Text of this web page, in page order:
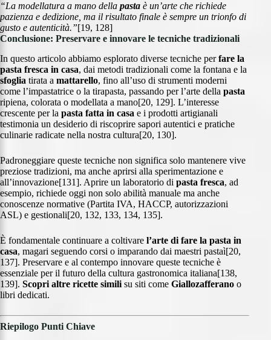
“La modellatura a mano della pasta è un’arte che richiede
pazienza e dedizione, ma il risultato finale è sempre un trionfo di
gusto e autenticità.”[19, 128]
Conclusione: Preservare e innovare le tecniche tradizionali
In questo articolo abbiamo esplorato diverse tecniche perfare la
pasta fresca in casa, dai metodi tradizionali come la fontana e la
sfoglia tirata a mattarello, fino all’uso di strumenti moderni
come l’impastatrice o la tirapasta, passando per l’arte della pasta
ripiena, colorata o modellata a mano[20, 129]. L’interesse
crescente per la pasta fatta in casa e i prodotti artigianali
testimonia un desiderio di riscoprire sapori autentici e pratiche
culinarie radicate nella nostra cultura[20, 130].
Padroneggiare queste tecniche non significa solo mantenere vive
preziose tradizioni, ma anche aprirsi alla sperimentazione e
all’innovazione[131]. Aprire un laboratorio di pasta fresca, ad
esempio, richiede oggi non solo abilità manuale ma anche
conoscenze normative (Partita IVA, HACCP, autorizzazioni
ASL) e gestionali[20, 132, 133, 134, 135].
È fondamentale continuare a coltivare l’arte di fare la pasta in
casa, magari seguendo corsi o imparando dai maestri pastaì[20,
137]. Preservare e al contempo innovare queste tecniche è
essenziale per il futuro della cultura gastronomica italiana[138,
139]. Scopri altre ricette simili su siti come Giallozafferano o
libri dedicati.
Riepilogo Punti Chiave